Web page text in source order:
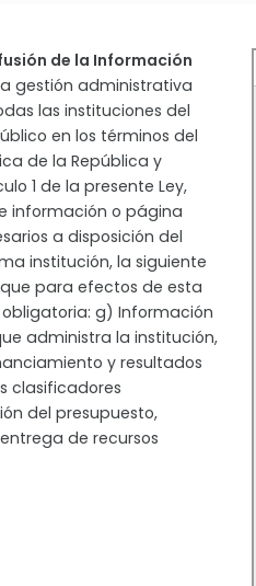
de la Información
gestión administrativa
las instituciones del
en los términos del
de la República y
1 de la presente Ley,
información o página
a disposición del
institución, la siguiente
para efectos de esta
g) Información
administra la institución,
y resultados
clasificadores
del presupuesto,
de recursos